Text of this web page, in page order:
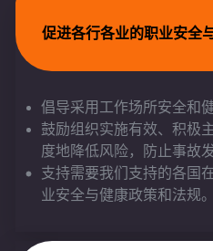
促进各行各业的职业安全
倡导采用工作场所安全和
鼓励组织实施有效、积极
度地降低风险，防止事故发
支持需要我们支持的各国
业安全与健康政策和法规。